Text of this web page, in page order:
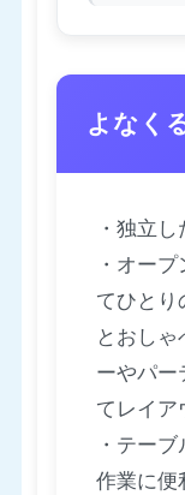
よなく
・独立
・オー
てひとり
とおし
ーやパー
てレイア
・テー
作業に便